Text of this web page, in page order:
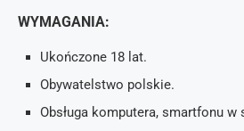
WYMAGANIA:
Ukończone 18 lat.
Obywatelstwo polskie.
Obsługa komputera, smartfonu